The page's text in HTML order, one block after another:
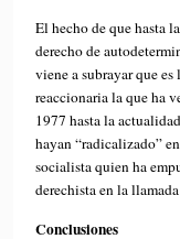
El hecho de que hasta
derecho de
viene a subrayar que
reaccionaria la que ha
1977 hasta la
hayan “radicalizado”
socialista quien ha
derechista en la
Conclusiones